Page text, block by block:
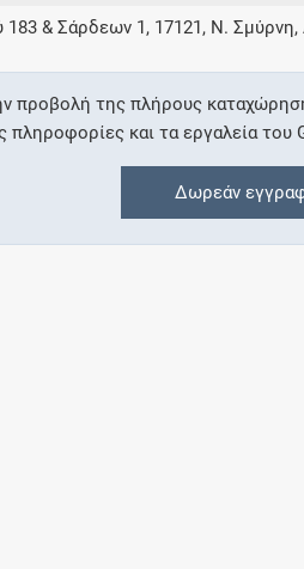
Συνδρομές
Μάθετε περισσότερα για τα οφέλη
& Σάρδεων 1, 17121, Ν. Σμύρνη,
προβολή της πλήρους
και τα εργαλεία
Δωρεάν